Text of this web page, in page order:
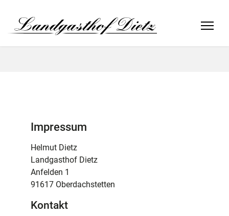
Impressum
Helmut Dietz
Landgasthof Dietz
Anfelden 1
91617 Oberdachstetten
Kontakt